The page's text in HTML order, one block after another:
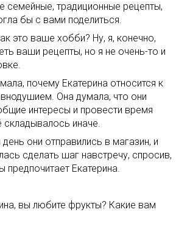
семейные, традиционные рецепты,
бы с вами поделиться.
это ваше хобби? Ну, я, конечно,
ваши рецепты, но я не очень-то и
почему Екатерина относится к
Она думала, что они
интересы и провести время
складывалось иначе.
они отправились в магазин, и
сделать шаг навстречу, спросив,
предпочитает Екатерина.
вы любите фрукты? Какие вам